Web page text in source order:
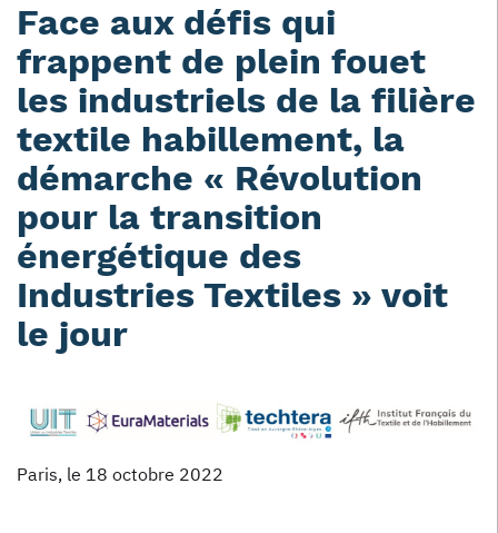
Face aux défis qui
frappent de plein fouet
les industriels de la filière
textile habillement, la
démarche « Révolution
pour la transition
énergétique des
Industries Textiles » voit
le jour
Paris, le 18 octobre 2022